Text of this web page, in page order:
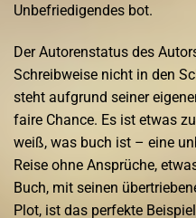
Unbefriedigendes bot.
Der Autorenstatus des
Schreibweise nicht in den
steht aufgrund seiner
faire Chance. Es ist etwas
weiß, was buch ist – eine
Reise ohne Ansprüche,
Buch, mit seinen
Plot, ist das perfekte